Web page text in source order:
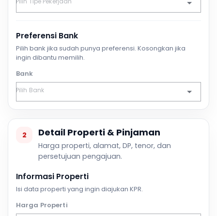
Preferensi Bank
Pilih bank jika sudah punya preferensi. Kosongkan jika
ingin dibantu memilih.
Bank
2 Detail Properti & Pinjaman
Harga properti, alamat, DP, tenor, dan
persetujuan pengajuan.
Informasi Properti
Isi data properti yang ingin diajukan KPR.
Harga Properti